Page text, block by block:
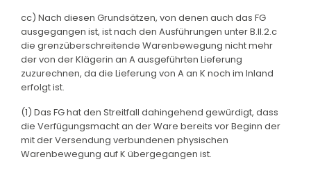
cc) Nach diesen Grundsätzen, von denen auch das FG
ausgegangen ist, ist nach den Ausführungen unter B.II.2.c
die grenzüberschreitende Warenbewegung nicht mehr
der von der Klägerin an A ausgeführten Lieferung
zuzurechnen, da die Lieferung von A an K noch im Inland
erfolgt ist.
(1) Das FG hat den Streitfall dahingehend gewürdigt, dass
die Verfügungsmacht an der Ware bereits vor Beginn der
mit der Versendung verbundenen physischen
Warenbewegung auf K übergegangen ist.